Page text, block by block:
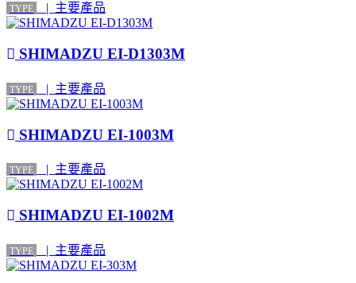
TYPE | 主要產品
SHIMADZU EI-D1303M
TYPE | 主要產品
SHIMADZU EI-1003M
TYPE | 主要產品
SHIMADZU EI-1002M
TYPE | 主要產品